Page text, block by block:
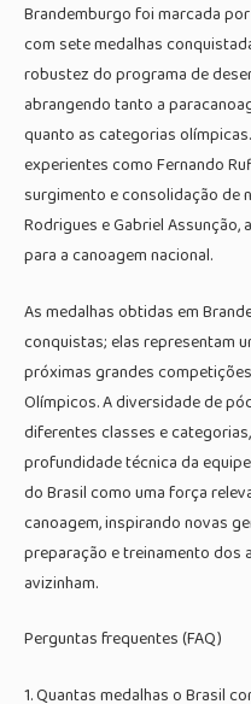
Brandemburgo foi marcada
com sete medalhas
robustez do programa de
abrangendo tanto a
quanto as categorias
experientes como Fernando
surgimento e consolidação de
Rodrigues e Gabriel
para a canoagem nacional.
As medalhas obtidas em
conquistas; elas representam
próximas grandes
Olímpicos. A diversidade de
diferentes classes e
profundidade técnica da
do Brasil como uma força
canoagem, inspirando novas
preparação e treinamento dos
avizinham.
Perguntas frequentes (FAQ)
1. Quantas medalhas o Brasil